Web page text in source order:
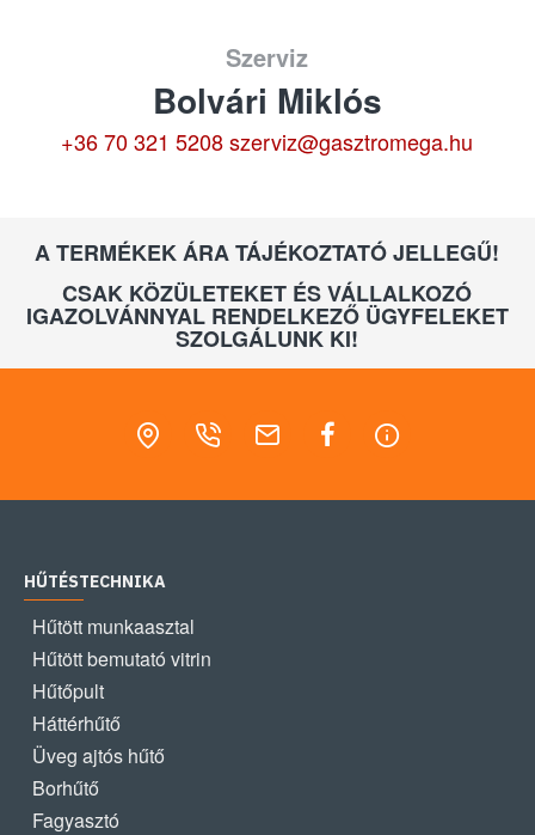
Szerviz
Bolvári Miklós
+36 70 321 5208 szerviz@gasztromega.hu
A TERMÉKEK ÁRA TÁJÉKOZTATÓ JELLEGŰ!
CSAK KÖZÜLETEKET ÉS VÁLLALKOZÓ
IGAZOLVÁNNYAL RENDELKEZŐ ÜGYFELEKET
SZOLGÁLUNK KI!
HŰTÉSTECHNIKA
Hűtött munkaasztal
Hűtött bemutató vitrin
Hűtőpult
Háttérhűtő
Üveg ajtós hűtő
Borhűtő
Fagyasztó